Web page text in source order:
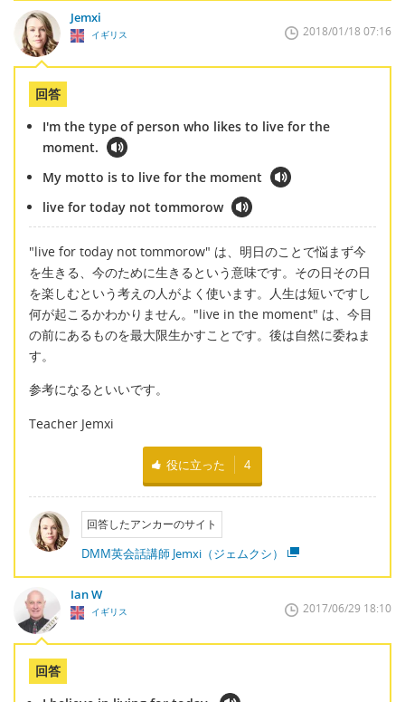
Jemxi
イギリス 2018/01/18 07:16
回答
I'm the type of person who likes to live for the
moment.
My motto is to live for the moment
live for today not tommorow
"live for today not tommorow" は、明日のことで悩まず今
を生きる、今のために生きるという意味です。その日その日
を楽しむという考えの人がよく使います。人生は短いですし
何が起こるかわかりません。"live in the moment" は、今目
の前にあるものを最大限生かすことです。後は自然に委ねま
す。
参考になるといいです。
Teacher Jemxi
役に立った 4
回答したアンカーのサイト
DMM英会話講師 Jemxi（ジェムクシ）
Ian W
イギリス 2017/06/29 18:10
回答